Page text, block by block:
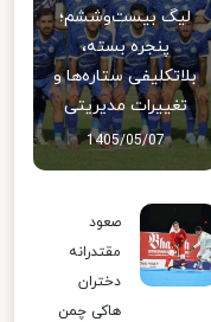
لیگ بیست‌وششم؛
پنجره بسته،
بلاتکلیفی ستاره‌ها و
تغییرات مدیریتی
1405/05/07
صعود
مقتدرانه
دختران
هاکی چمن